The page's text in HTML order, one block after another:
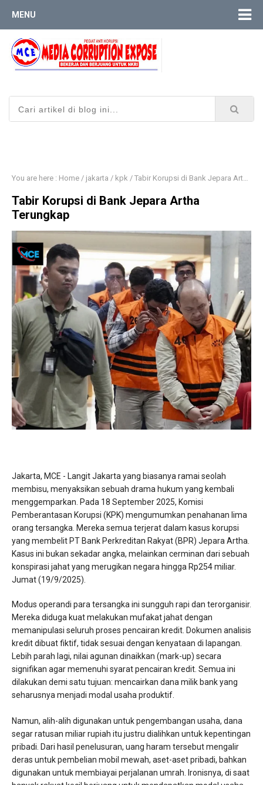
MENU
You are here : Home / jakarta / kpk / Tabir Korupsi di Bank Jepara Artha Terungkap
Tabir Korupsi di Bank Jepara Artha
Terungkap
Jakarta, MCE - Langit Jakarta yang biasanya ramai seolah
membisu, menyaksikan sebuah drama hukum yang kembali
menggemparkan. Pada 18 September 2025, Komisi
Pemberantasan Korupsi (KPK) mengumumkan penahanan lima
orang tersangka. Mereka semua terjerat dalam kasus korupsi
yang membelit PT Bank Perkreditan Rakyat (BPR) Jepara Artha.
Kasus ini bukan sekadar angka, melainkan cerminan dari sebuah
konspirasi jahat yang merugikan negara hingga Rp254 miliar.
Jumat (19/9/2025).
​Modus operandi para tersangka ini sungguh rapi dan terorganisir.
Mereka diduga kuat melakukan mufakat jahat dengan
memanipulasi seluruh proses pencairan kredit. Dokumen analisis
kredit dibuat fiktif, tidak sesuai dengan kenyataan di lapangan.
Lebih parah lagi, nilai agunan dinaikkan (mark-up) secara
signifikan agar memenuhi syarat pencairan kredit. Semua ini
dilakukan demi satu tujuan: mencairkan dana milik bank yang
seharusnya menjadi modal usaha produktif.
​Namun, alih-alih digunakan untuk pengembangan usaha, dana
segar ratusan miliar rupiah itu justru dialihkan untuk kepentingan
pribadi. Dari hasil penelusuran, uang haram tersebut mengalir
deras untuk pembelian mobil mewah, aset-aset pribadi, bahkan
digunakan untuk membiayai perjalanan umrah. Ironisnya, di saat